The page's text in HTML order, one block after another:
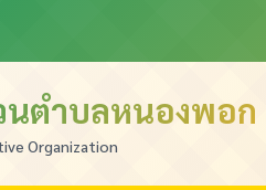
นตำบลหนองพอก
Organization